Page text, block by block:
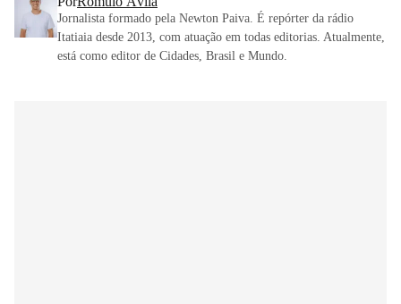
Jornalista formado pela Newton Paiva. É repórter da rádio
Itatiaia desde 2013, com atuação em todas editorias. Atualmente,
está como editor de Cidades, Brasil e Mundo.